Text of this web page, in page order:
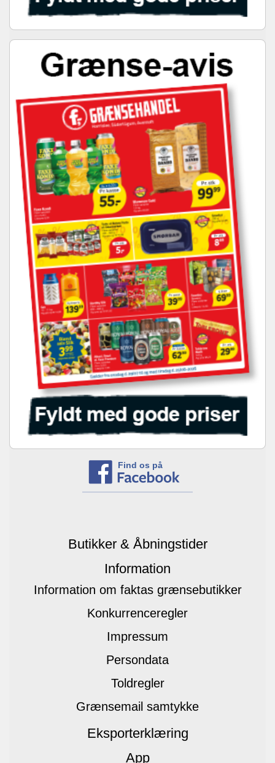
Find os på
Butikker & Åbningstider
Information
Information om faktas grænsebutikker
Konkurrenceregler
Impressum
Persondata
Toldregler
Grænsemail samtykke
Eksporterklæring
App